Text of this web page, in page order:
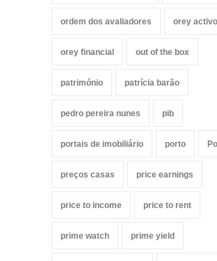
ordem dos avaliadores orey
orey financial out of the box
património patrícia barão
pedro pereira nunes pib
portais de imobiliário porto
preços casas price earnings
price to income price to rent
prime watch prime yield